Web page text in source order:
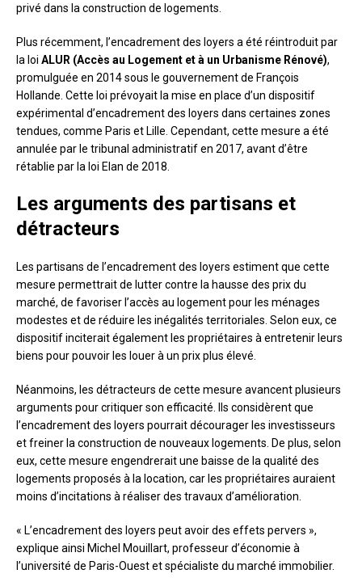
privé dans la construction de logements.
Plus récemment, l’encadrement des loyers a été réintroduit par
la loi ALUR (Accès au Logement et à un Urbanisme Rénové),
promulguée en 2014 sous le gouvernement de François
Hollande. Cette loi prévoyait la mise en place d’un dispositif
expérimental d’encadrement des loyers dans certaines zones
tendues, comme Paris et Lille. Cependant, cette mesure a été
annulée par le tribunal administratif en 2017, avant d’être
rétablie par la loi Elan de 2018.
Les arguments des partisans et
détracteurs
Les partisans de l’encadrement des loyers estiment que cette
mesure permettrait de lutter contre la hausse des prix du
marché, de favoriser l’accès au logement pour les ménages
modestes et de réduire les inégalités territoriales. Selon eux, ce
dispositif inciterait également les propriétaires à entretenir leurs
biens pour pouvoir les louer à un prix plus élevé.
Néanmoins, les détracteurs de cette mesure avancent plusieurs
arguments pour critiquer son efficacité. Ils considèrent que
l’encadrement des loyers pourrait décourager les investisseurs
et freiner la construction de nouveaux logements. De plus, selon
eux, cette mesure engendrerait une baisse de la qualité des
logements proposés à la location, car les propriétaires auraient
moins d’incitations à réaliser des travaux d’amélioration.
« L’encadrement des loyers peut avoir des effets pervers »,
explique ainsi Michel Mouillart, professeur d’économie à
l’université de Paris-Ouest et spécialiste du marché immobilier.